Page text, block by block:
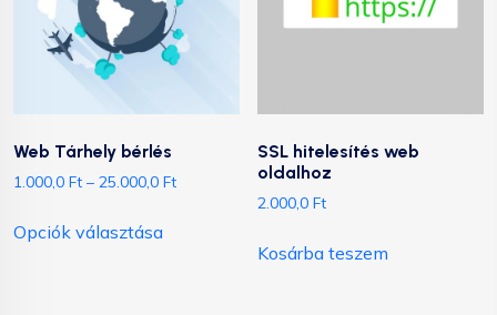
Web Tárhely bérlés
1.000,0 Ft – 25.000,0 Ft
Opciók választása
SSL hitelesítés web
oldalhoz
2.000,0Ft
Kosárba teszem